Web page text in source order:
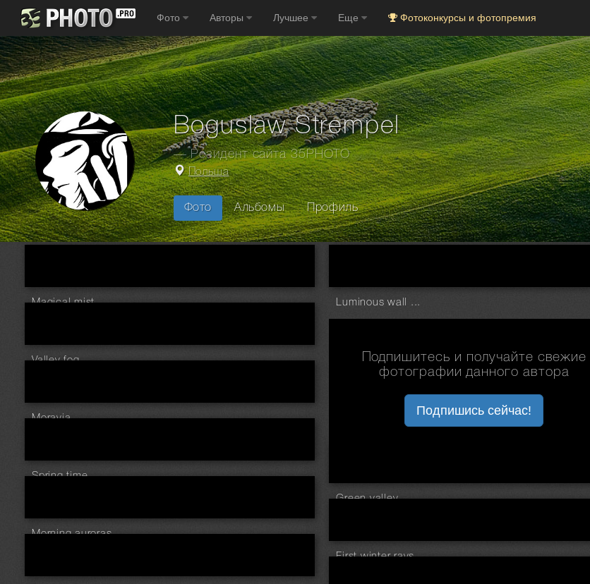
Фото Авторы Лучшее Еще Фотоконкурсы и фотопремия
Boguslaw Strempel
— Резидент сайта 35PHOTO
Польша
Фото Альбомы Профиль
Magical mist ... Luminous wall ...
Valley fog ...
Подпишитесь и получайте свежие
фотографии данного автора
Подпишись сейчас!
Moravia ...
Spring time ...
Green valley ...
Morning auroras ...
First winter rays ...